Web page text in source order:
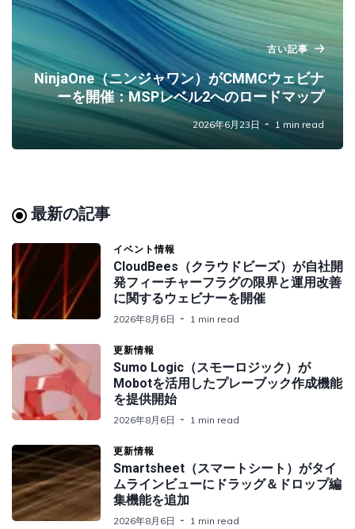
古い記事
NinjaOne（ニンジャワン）がCMMCウェビナ
ーを開催：MSPレベル2へのロードマップ
2026年6月23日 1 min read
最新の記事
イベント情報
CloudBees（クラウドビーズ）が自社開
発フィーチャーフラグの限界と運用改善
に関するウェビナーを開催
2026年8月6日 1 min read
更新情報
Sumo Logic（スモーロジック）が
Mobotを活用したプレーブック作成機能
を提供開始
2026年8月6日 1 min read
更新情報
Smartsheet（スマートシート）がタイ
ムラインビューにドラッグ＆ドロップ編
集機能を追加
2026年8月6日 1 min read